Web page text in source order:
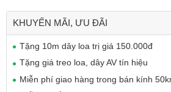
KHUYẾN MÃI, ƯU ĐÃI
Tặng 10m dây loa trị giá 150.000đ
Tặng giá treo loa, dây AV tín hiệu
Miễn phí giao hàng trong bán kính